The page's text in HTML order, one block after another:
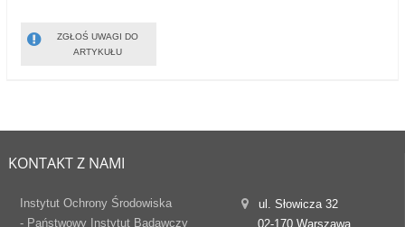
ZGŁOŚ UWAGI DO
ARTYKUŁU
KONTAKT Z NAMI
Instytut Ochrony Środowiska
- Państwowy Instytut Badawczy
ul. Słowicza 32
02-170 Warszawa